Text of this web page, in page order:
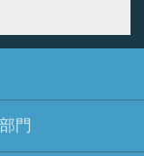
門